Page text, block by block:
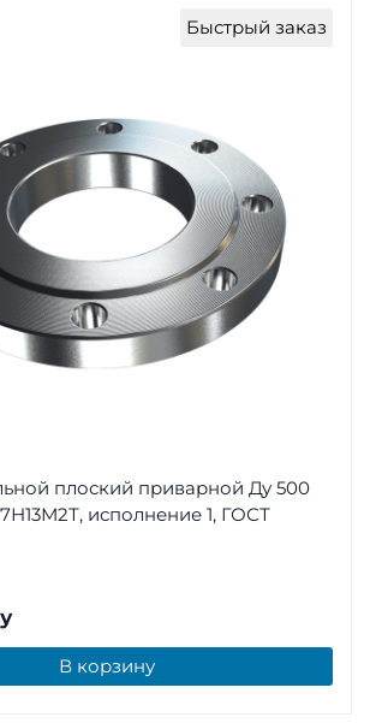
Быстрый заказ
плоский приварной Ду 500
исполнение 1, ГОСТ
В корзину